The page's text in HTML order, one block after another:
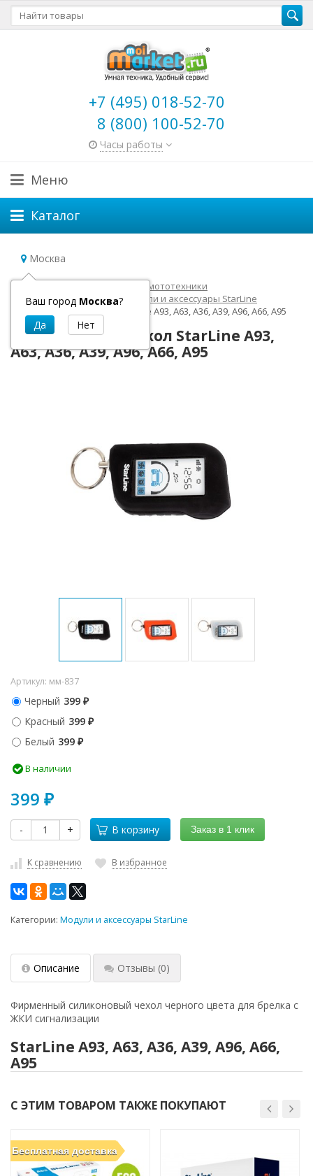
+7 (495) 018-52-70
8 (800) 100-52-70
Часы работы
Меню
Каталог
Москва
Ваш город Москва?
Главная
Товары для авто и мототехники
Автосигнализации
Модули и аксессуары StarLine
Силиконовый чехол StarLine A93, A63, A36, A39, A96, A66, A95
Силиконовый чехол StarLine A93,
A63, A36, A39, A96, A66, A95
Артикул: мм-837
Черный 399 ₽
Красный 399 ₽
Белый 399 ₽
В наличии
399 ₽
- + В корзину Заказ в 1 клик
К сравнению В избранное
Категории: Модули и аксессуары StarLine
Описание Отзывы (0)
Фирменный силиконовый чехол черного цвета для брелка с
ЖКИ сигнализации
StarLine A93, A63, A36, A39, A96, A66,
A95
С ЭТИМ ТОВАРОМ ТАКЖЕ ПОКУПАЮТ
Бесплатная доставка